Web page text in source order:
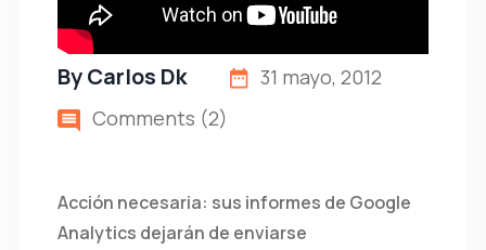
ByCarlos Dk
31 mayo, 2012
Comments (2)
Acción necesaria: sus informes de Google
Analytics dejarán de enviarse